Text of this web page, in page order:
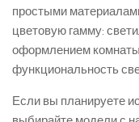
простыми
цветовую гамму:
оформлением
функциональность
Если вы планируете